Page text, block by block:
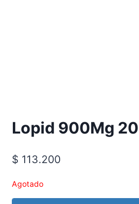
Lopid 900Mg
$ 113.200
Agotado